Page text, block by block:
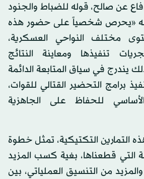
عن صالح، قوله للضباط والجنود
إنه «يحرص شخصياً على حضور هذه
مختلف النواحي العسكرية،
تنفيذها ومعاينة النتائج
يندرج في سياق المتابعة الدائمة
برامج التحضير القتالي للقوات،
الأساسي للحفاظ على الجاهزية
التمارين التكتيكية، تمثل خطوة
التي قطعناها، بغية كسب المزيد
من التنسيق العملياتي، بين